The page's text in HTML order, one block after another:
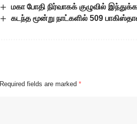
மகா போதி நிர்வாகக் குழுவில்
கடந்த மூன்று நாட்களில் 509
Required fields are marked *